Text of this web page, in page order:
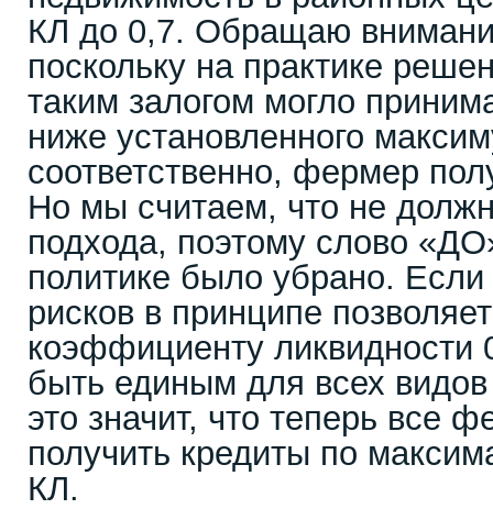
КЛ до 0,7. Обращаю
поскольку на практике
таким залогом могло
ниже установленного
соответственно, фермер
Но мы считаем, что не
подхода, поэтому слово
политике было убрано. Если
рисков в принципе
коэффициенту ликвидности
быть единым для всех видов
это значит, что теперь все
получить кредиты по
КЛ.